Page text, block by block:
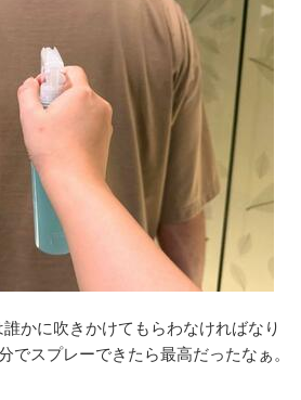
かに吹きかけてもらわなければなり
スプレーできたら最高だったなぁ。